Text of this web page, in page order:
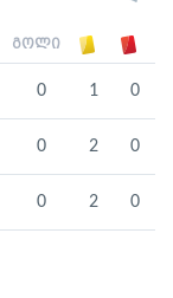
გოლი
0 1 0
0 2 0
0 2 0